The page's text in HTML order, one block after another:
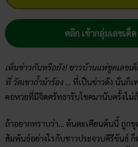
คลิก เข้ากลุ่มเลขเด็
เห็นข่าวกันหรือยัง! ชาวบ้านแห่ขูดเลขเ
ที่ ​วัดเขาถ้ำม้าร้อง… ที่เป็นข่าวดัง นั่นก็เ
คอหวยที่มีจิตศรัทธารับโชคมานับครั้งไม่
ถ้าอยากทราบว่า… ต้นตะเคียนต้นนี้ ถูก
สัมพันธ์อย่างไรกับชาวประจวบคีรีขันธ์ ก็